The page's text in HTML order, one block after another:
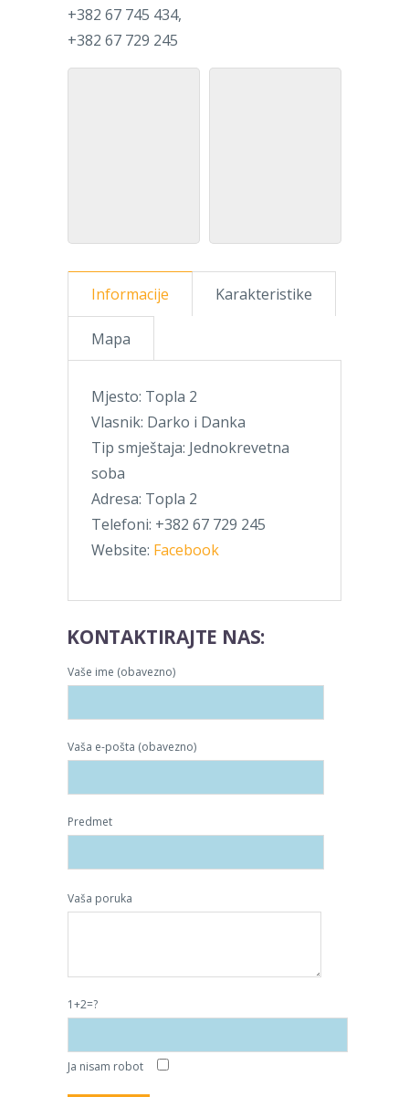
+382 67 745 434,
+382 67 729 245
Informacije Karakteristike
Mapa
Mjesto: Topla 2
Vlasnik: Darko i Danka
Tip smještaja: Jednokrevetna
soba
Adresa: Topla 2
Telefoni: +382 67 729 245
Website: Facebook
KONTAKTIRAJTE NAS:
Vaše ime (obavezno)
Vaša e-pošta (obavezno)
Predmet
Vaša poruka
1+2=?
Ja nisam robot